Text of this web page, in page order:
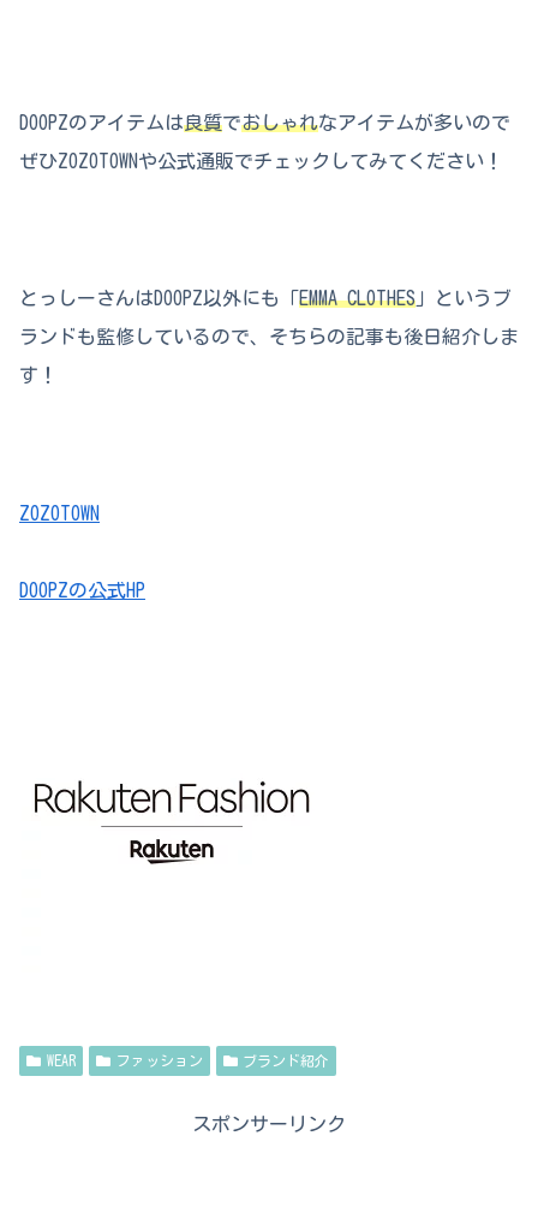
DOOPZのアイテムは良質でおしゃれなアイテムが多いので
ぜひZOZOTOWNや公式通販でチェックしてみてください！
とっしーさんはDOOPZ以外にも「EMMA CLOTHES 」というブ
ランドも監修しているので、そちらの記事も後日紹介しま
す！
ZOZOTOWN
DOOPZの公式HP
WEAR ファッション ブランド紹介
スポンサーリンク